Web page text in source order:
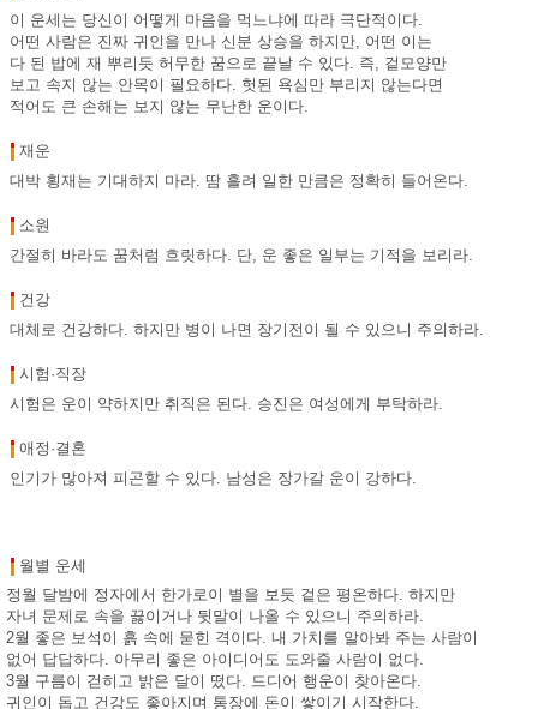
이 운세는 당신이 어떻게 마음을 먹느냐에 따라 극단적이다.
어떤 사람은 진짜 귀인을 만나 신분 상승을 하지만, 어떤 이는
다 된 밥에 재 뿌리듯 허무한 꿈으로 끝날 수 있다. 즉, 겉모양만
보고 속지 않는 안목이 필요하다. 헛된 욕심만 부리지 않는다면
적어도 큰 손해는 보지 않는 무난한 운이다.
재운
대박 횡재는 기대하지 마라. 땀 흘려 일한 만큼은 정확히 들어온다.
소원
간절히 바라도 꿈처럼 흐릿하다. 단, 운 좋은 일부는 기적을 보리라.
건강
대체로 건강하다. 하지만 병이 나면 장기전이 될 수 있으니 주의하라.
시험·직장
시험은 운이 약하지만 취직은 된다. 승진은 여성에게 부탁하라.
애정·결혼
인기가 많아져 피곤할 수 있다. 남성은 장가갈 운이 강하다.
월별 운세
정월 달밤에 정자에서 한가로이 별을 보듯 겉은 평온하다. 하지만
자녀 문제로 속을 끓이거나 뒷말이 나올 수 있으니 주의하라.
2월 좋은 보석이 흙 속에 묻힌 격이다. 내 가치를 알아봐 주는 사람이
없어 답답하다. 아무리 좋은 아이디어도 도와줄 사람이 없다.
3월 구름이 걷히고 밝은 달이 떴다. 드디어 행운이 찾아온다.
귀인이 돕고 건강도 좋아지며 통장에 돈이 쌓이기 시작한다.